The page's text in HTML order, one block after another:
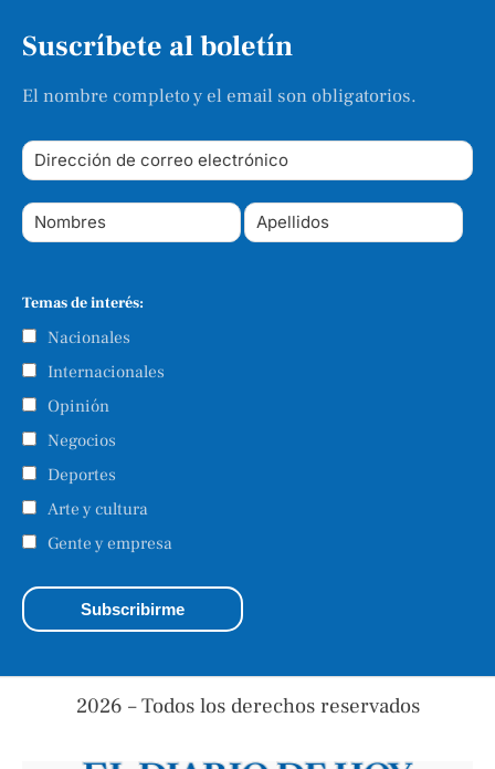
Suscríbete al boletín
El nombre completo y el email son obligatorios.
Temas de interés:
Nacionales
Internacionales
Opinión
Negocios
Deportes
Arte y cultura
Gente y empresa
2026 – Todos los derechos reservados